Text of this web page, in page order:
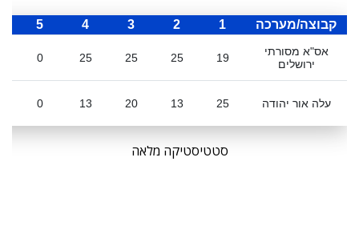
קבוצה/מערכה 1
2
3
4
5
אס"א מסורתי
ירושלים
19
25
25
25
0
עלה אור יהודה 25
13
20
13
0
סטטיסטיקה מלאה